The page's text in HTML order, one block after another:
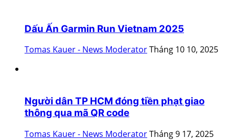
Dấu Ấn Garmin Run Vietnam 2025
Tomas Kauer - News ModeratorTháng 10 10, 2025
Người dân TP HCM đóng tiền phạt giao
thông qua mã QR code
Tomas Kauer - News ModeratorTháng 9 17, 2025